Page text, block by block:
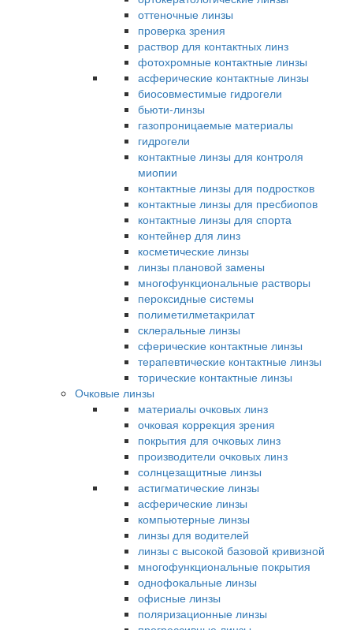
оттеночные линзы
проверка зрения
раствор для контактных линз
фотохромные контактные линзы
асферические контактные линзы
биосовместимые гидрогели
бьюти-линзы
газопроницаемые материалы
гидрогели
контактные линзы для контроля
миопии
контактные линзы для подростков
контактные линзы для пресбиопов
контактные линзы для спорта
контейнер для линз
косметические линзы
линзы плановой замены
многофункциональные растворы
пероксидные системы
полиметилметакрилат
склеральные линзы
сферические контактные линзы
терапевтические контактные линзы
торические контактные линзы
Очковые линзы
материалы очковых линз
очковая коррекция зрения
покрытия для очковых линз
производители очковых линз
солнцезащитные линзы
астигматические линзы
асферические линзы
компьютерные линзы
линзы для водителей
линзы с высокой базовой кривизной
многофункциональные покрытия
однофокальные линзы
офисные линзы
поляризационные линзы